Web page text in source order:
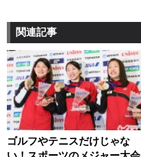
関連記事
ゴルフやテニスだけじゃな